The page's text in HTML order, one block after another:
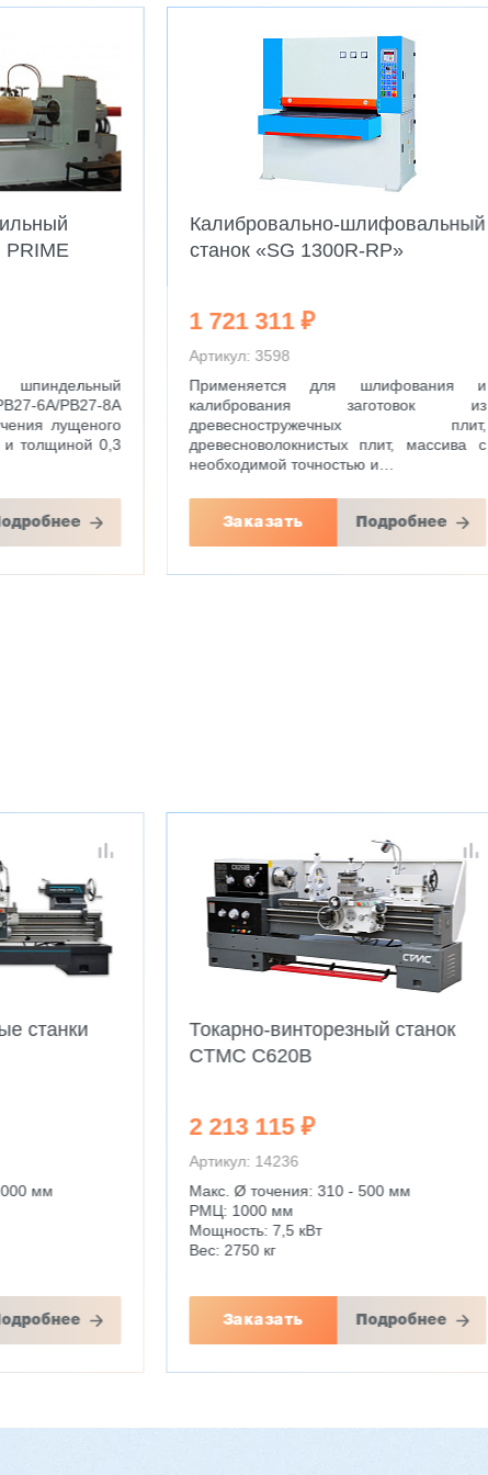
PRIME
6A/PB27-8A
лущеного
толщиной 0,3
Калибровально-шлифовальный
станок «SG 1300R-RP»
1 721 311 ₽
Артикул: 3598
Применяется для шлифования и
калибрования заготовок из
древесностружечных плит,
древесноволокнистых плит, массива с
необходимой точностью и…
Заказать Подробнее
станки
мм
Токарно-винторезный станок
CTMC C620B
2 213 115 ₽
Артикул: 14236
Макс. Ø точения: 310 - 500 мм
РМЦ: 1000 мм
Мощность: 7,5 кВт
Вес: 2750 кг
Заказать Подробнее